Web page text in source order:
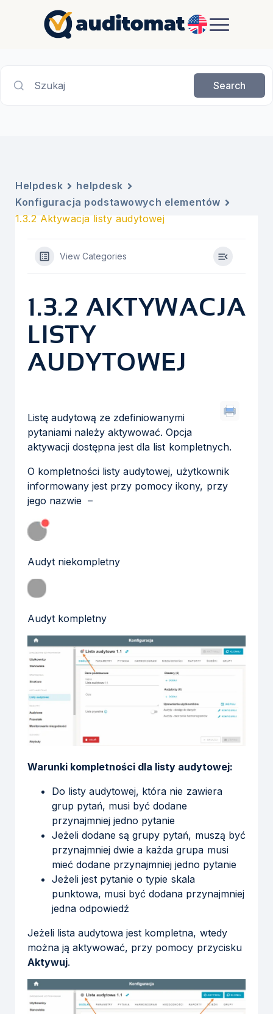
EN
Szukaj Search
Helpdesk
helpdesk
Konfiguracja podstawowych elementów
1.3.2 Aktywacja listy audytowej
View Categories
1.3.2 AKTYWACJA
LISTY
AUDYTOWEJ
Listę audytową ze zdefiniowanymi
pytaniami należy aktywować. Opcja
aktywacji dostępna jest dla list kompletnych.
O kompletności listy audytowej, użytkownik
informowany jest przy pomocy ikony, przy
jego nazwie –
Audyt niekompletny
Audyt kompletny
Warunki kompletności dla listy audytowej:
Do listy audytowej, która nie zawiera
grup pytań, musi być dodane
przynajmniej jedno pytanie
Jeżeli dodane są grupy pytań, muszą być
przynajmniej dwie a każda grupa musi
mieć dodane przynajmniej jedno pytanie
Jeżeli jest pytanie o typie skala
punktowa, musi być dodana przynajmniej
jedna odpowiedź
Jeżeli lista audytowa jest kompletna, wtedy
można ją aktywować, przy pomocy przycisku
Aktywuj.